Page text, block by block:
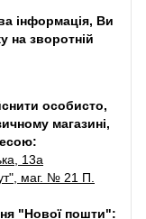
інформація, Ви
на зворотній
особисто,
магазині,
13а
маг. № 21 П.
"Нової пошти":